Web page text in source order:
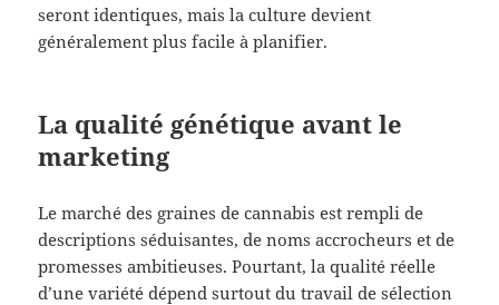
seront identiques, mais la culture devient
généralement plus facile à planifier.
La qualité génétique avant le
marketing
Le marché des graines de cannabis est rempli de
descriptions séduisantes, de noms accrocheurs et de
promesses ambitieuses. Pourtant, la qualité réelle
d’une variété dépend surtout du travail de sélection